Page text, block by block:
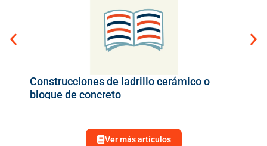
Construcciones de ladrillo cerámico o
bloque de concreto
Ver más artículos